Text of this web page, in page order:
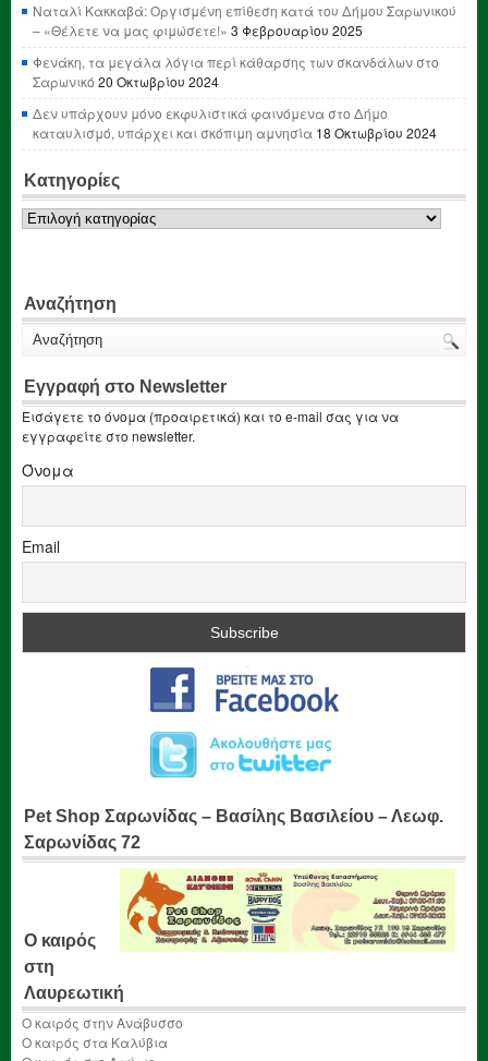
Ναταλί Κακκαβά: Οργισμένη επίθεση κατά του Δήμου Σαρωνικού
– «Θέλετε να μας φιμώσετε!» 3 Φεβρουαρίου 2025
Φενάκη, τα μεγάλα λόγια περί κάθαρσης των σκανδάλων στο
Σαρωνικό 20 Οκτωβρίου 2024
Δεν υπάρχουν μόνο εκφυλιστικά φαινόμενα στο Δήμο
καταυλισμό, υπάρχει και σκόπιμη αμνησία 18 Οκτωβρίου 2024
Κατηγορίες
Κατηγορίες
Αναζήτηση
Εγγραφή στο Newsletter
Εισάγετε το όνομα (προαιρετικά) και το e-mail σας για να
εγγραφείτε στο newsletter.
Όνομα
Email
Pet Shop Σαρωνίδας – Βασίλης Βασιλείου – Λεωφ.
Σαρωνίδας 72
Ο καιρός
στη
Λαυρεωτική
Ο καιρός στην Ανάβυσσο
Ο καιρός στα Καλύβια